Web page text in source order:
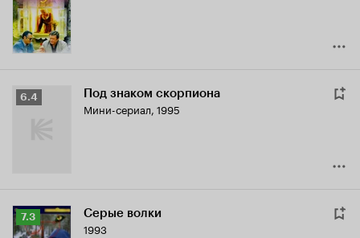
5.3
Рейтинг
6.4 Под знаком скорпиона
Мини-сериал, 1995
Рейтинг
Кинопоиска
7.3 Серые волки
1993